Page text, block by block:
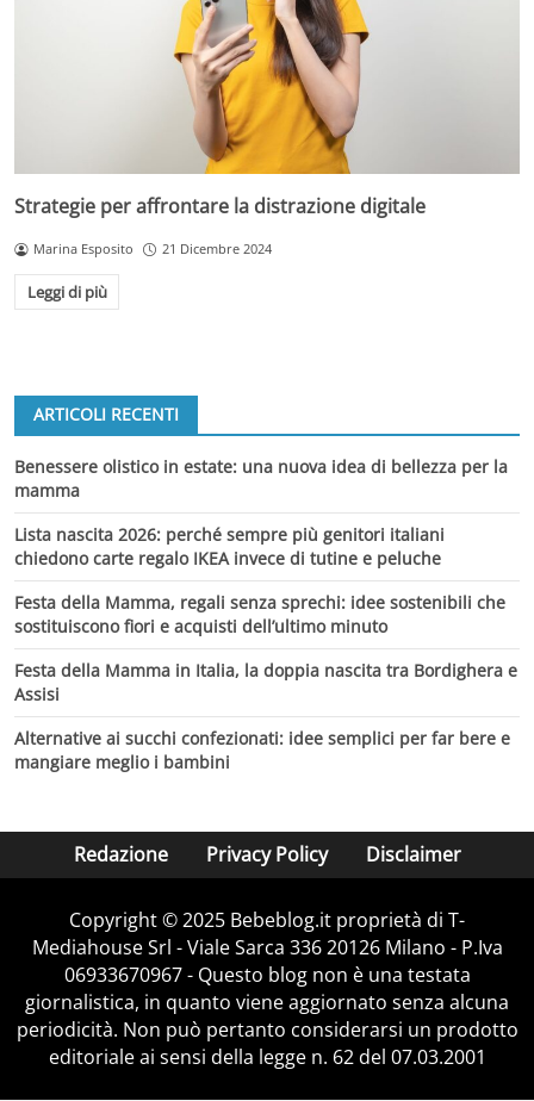
Strategie per affrontare la distrazione digitale
Marina Esposito 21 Dicembre 2024
Leggi di più
ARTICOLI RECENTI
Benessere olistico in estate: una nuova idea di bellezza per la
mamma
Lista nascita 2026: perché sempre più genitori italiani
chiedono carte regalo IKEA invece di tutine e peluche
Festa della Mamma, regali senza sprechi: idee sostenibili che
sostituiscono fiori e acquisti dell’ultimo minuto
Festa della Mamma in Italia, la doppia nascita tra Bordighera e
Assisi
Alternative ai succhi confezionati: idee semplici per far bere e
mangiare meglio i bambini
Redazione Privacy Policy Disclaimer
Copyright © 2025 Bebeblog.it proprietà di T-
Mediahouse Srl - Viale Sarca 336 20126 Milano - P.Iva
06933670967 - Questo blog non è una testata
giornalistica, in quanto viene aggiornato senza alcuna
periodicità. Non può pertanto considerarsi un prodotto
editoriale ai sensi della legge n. 62 del 07.03.2001